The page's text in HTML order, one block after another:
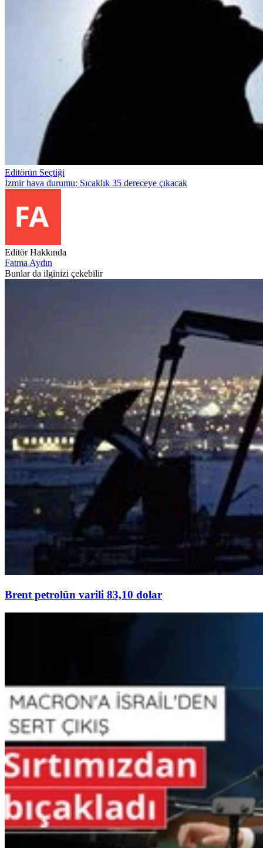
Editörün Seçtiği
İzmir hava durumu: Sıcaklık 35 dereceye çıkacak
Editör Hakkında
Fatma Aydın
Bunlar da ilginizi çekebilir
Brent petrolün varili 83,10 dolar